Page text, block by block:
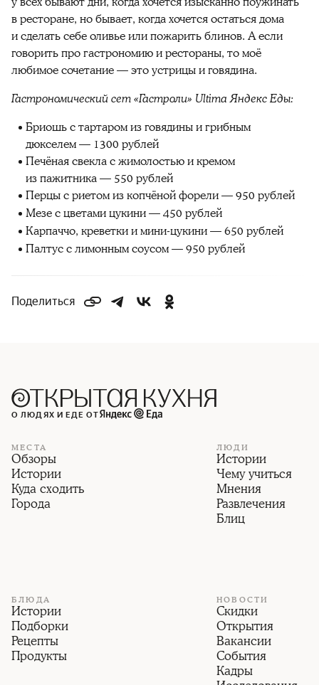
в ресторане, но бывает, когда хочется остаться дома
и сделать себе оливье или пожарить блинов. А если
говорить про гастрономию и рестораны, то моё
любимое сочетание — это устрицы и говядина.
Гастрономический сет «Гастроли» Ultima Яндекс Еды:
Бриошь с тартаром из говядины и грибным
дюкселем — 1300 рублей
Печёная свекла с жимолостью и кремом
из пажитника — 550 рублей
Перцы с риетом из копчёной форели — 950 рублей
Мезе с цветами цукини — 450 рублей
Карпаччо, креветки и мини-цукини — 650 рублей
Палтус с лимонным соусом — 950 рублей
Поделиться
О ЛЮДЯХ И ЕДЕ ОТ
МЕСТА
Обзоры
Истории
Куда сходить
Города
ЛЮДИ
Истории
Чему учиться
Мнения
Развлечения
Блиц
БЛЮДА
Истории
Подборки
Рецепты
Продукты
НОВОСТИ
Скидки
Открытия
Вакансии
События
Кадры